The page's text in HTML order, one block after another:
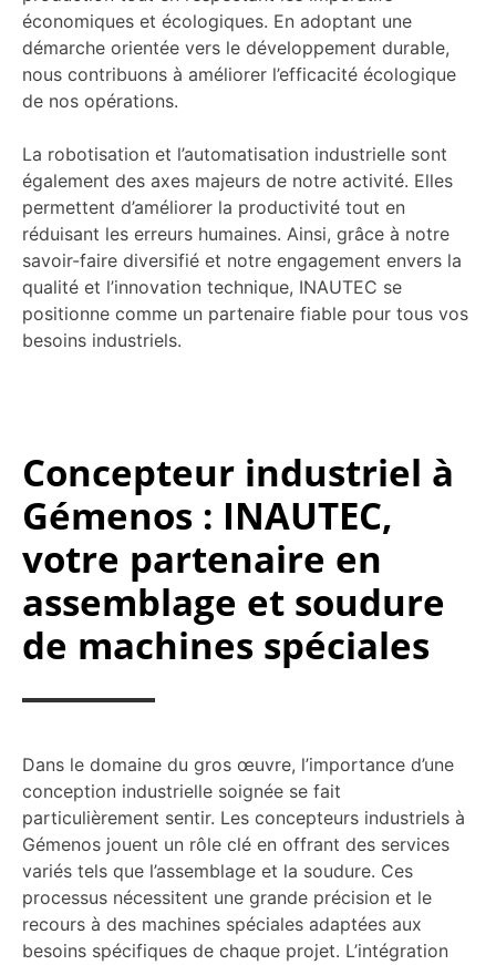
économiques et écologiques. En adoptant une
démarche orientée vers le développement durable,
nous contribuons à améliorer l’efficacité écologique
de nos opérations.
La robotisation et l’automatisation industrielle sont
également des axes majeurs de notre activité. Elles
permettent d’améliorer la productivité tout en
réduisant les erreurs humaines. Ainsi, grâce à notre
savoir-faire diversifié et notre engagement envers la
qualité et l’innovation technique, INAUTEC se
positionne comme un partenaire fiable pour tous vos
besoins industriels.
Concepteur industriel à
Gémenos : INAUTEC,
votre partenaire en
assemblage et soudure
de machines spéciales
Dans le domaine du gros œuvre, l’importance d’une
conception industrielle soignée se fait
particulièrement sentir. Les concepteurs industriels à
Gémenos jouent un rôle clé en offrant des services
variés tels que l’assemblage et la soudure. Ces
processus nécessitent une grande précision et le
recours à des machines spéciales adaptées aux
besoins spécifiques de chaque projet. L’intégration